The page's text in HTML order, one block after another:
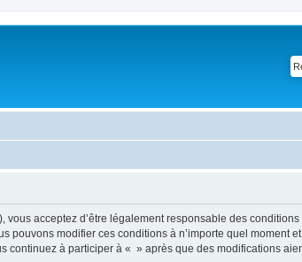
acceptez d’être légalement responsable des
modifier ces conditions à n’importe quel moment
à participer à « » après que des modifications